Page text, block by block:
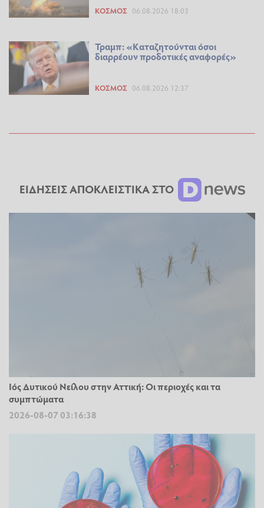
ΚΌΣΜΟΣ 06.08.2026 18:03
Τραμπ: «Καταζητούνται όσοι
διαρρέουν προδοτικές αναφορές»
ΚΌΣΜΟΣ 06.08.2026 12:37
ΕΙΔΗΣΕΙΣ ΑΠΟΚΛΕΙΣΤΙΚΑ ΣΤΟ
Ιός Δυτικού Νείλου στην Αττική: Οι περιοχές και τα
συμπτώματα
2026-08-07 03:16:38